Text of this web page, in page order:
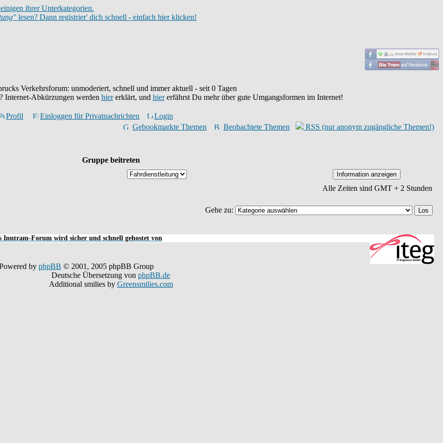
ihrer Unterkategorien.
lesen? Dann registrier' dich schnell - einfach hier klicken!
Verkehrsforum: unmoderiert, schnell und immer aktuell - seit 0 Tagen
Internet-Abkürzungen werden hiererklärt, und hiererfährst Du mehr über gute Umgangsformen im Internet!
Profil Einloggen für Privatnachrichten
Login
Gebookmarkte Themen
Beobachtete Themen RSS (nur anonym zugängliche Themen!)
Gruppe beitreten
Alle Zeiten sind GMT + 2 Stunden
Gehe zu:
Inntram-Forum wird sicher und schnell gehostet von
by phpBB © 2001, 2005 phpBB Group
Deutsche Übersetzung von phpBB.de
Additional smilies by Greensmilies.com